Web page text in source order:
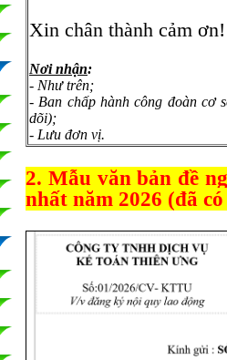
Xin chân thành cảm ơn!
Nơi nhận:
- Như trên;
- Ban chấp hành công đoàn cơ
dõi);
- Lưu đơn vị.
2. Mẫu văn bản đề
nhất năm 2026 (đã